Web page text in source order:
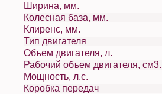
Ширина, мм.
Колесная база, мм.
Клиренс, мм.
Тип двигателя
Объем двигателя, л.
Рабочий объем двигателя, см3.
Мощность, л.с.
Коробка передач